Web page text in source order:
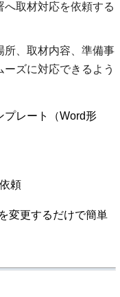
取材対応を依頼する
所、取材内容、準備事
ズに対応できるよう
プレート（Word形
頼
変更するだけで簡単